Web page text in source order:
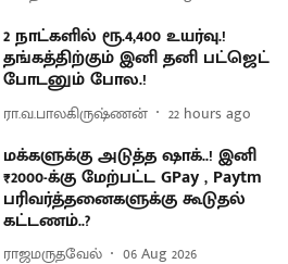
2 நாட்களில் ரூ.4,400 உயர்வு.!
தங்கத்திற்கும் இனி தனி பட்ஜெட்
போடனும் போல.!
ரா.வ.பாலகிருஷ்ணன் 22 hours ago
மக்களுக்கு அடுத்த ஷாக்..! இனி
₹2000-க்கு மேற்பட்ட GPay , Paytm
பரிவர்த்தனைகளுக்கு கூடுதல்
கட்டணம்..?
ராஜமருதவேல் 06 Aug 2026